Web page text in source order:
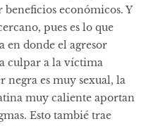
económicos. Y
pues es lo que
en donde el agresor
culpar a la víctima
negra es muy sexual, la
muy caliente aportan
Esto tambié trae